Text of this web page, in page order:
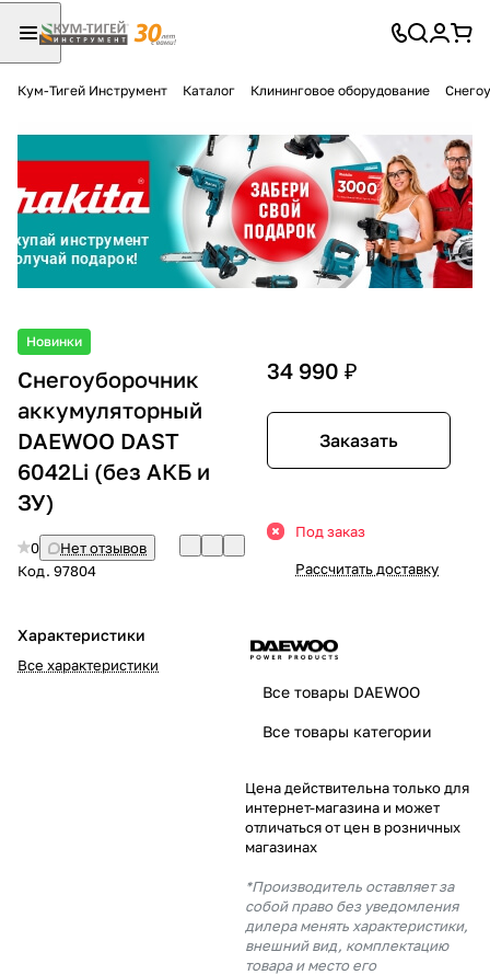
Кум-Тигей Инструмент Каталог Клининговое оборудование
Новинки
Снегоуборочник
аккумуляторный
DAEWOO DAST
6042Li (без АКБ и
ЗУ)
0
Нет отзывов
Код. 97804
Характеристики
Все характеристики
34 990 ₽
Заказать
Под заказ
Рассчитать доставку
Все товары DAEWOO
Все товары категории
Цена действительна только для
интернет-магазина и может
отличаться от цен в розничных
магазинах
*Производитель оставляет за
собой право без уведомления
дилера менять характеристики,
внешний вид, комплектацию
товара и место его
Разбейте
оплатуна части
без переплат
График платежей
Сегодня
%
в корзину
25
% картой любого банка
% будут
с вашей карты